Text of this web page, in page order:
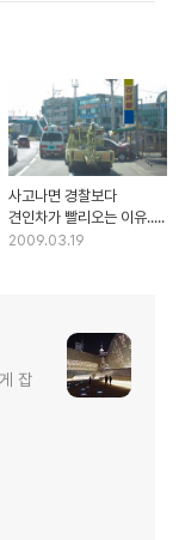
사고나면 경찰보다
견인차가 빨리오는 이유.....
2009.03.19
잡